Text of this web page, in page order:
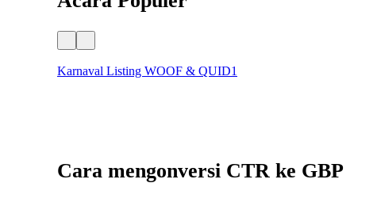
Karnaval Listing WOOF & QUID1
Cara mengonversi CTR ke GBP